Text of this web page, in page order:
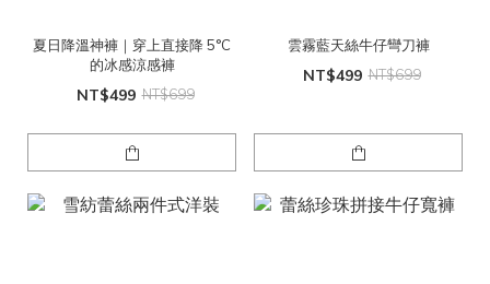
夏日降溫神褲｜穿上直接降 5°C
的冰感涼感褲
NT$499 NT$699
雲霧藍天絲牛仔彎刀褲
NT$499 NT$699